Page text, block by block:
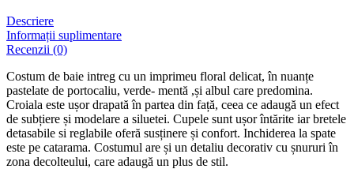
Descriere
Informații suplimentare
Recenzii (0)
Costum de baie intreg cu un imprimeu floral delicat, în nuanțe
pastelate de portocaliu, verde- mentă ,și albul care predomina.
Croiala este ușor drapată în partea din față, ceea ce adaugă un efect
de subțiere și modelare a siluetei. Cupele sunt ușor întărite iar bretele
detasabile si reglabile oferă susținere și confort. Inchiderea la spate
este pe catarama. Costumul are și un detaliu decorativ cu șnururi în
zona decolteului, care adaugă un plus de stil.